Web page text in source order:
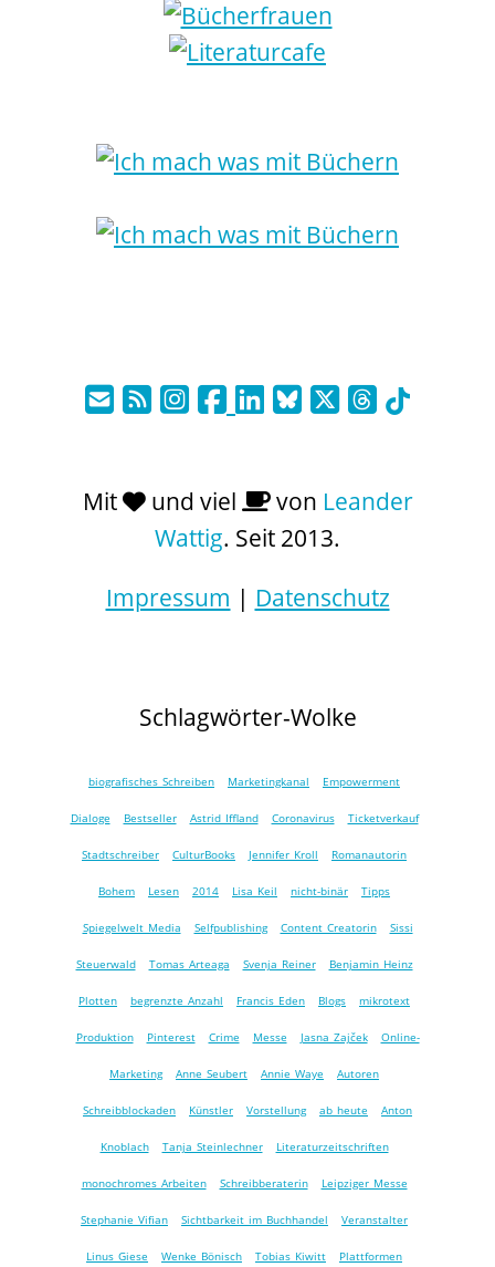
Mit und viel von Leander
Wattig. Seit 2013.
Impressum | Datenschutz
Schlagwörter-Wolke
biografisches Schreiben Marketingkanal Empowerment
Dialoge Bestseller Astrid Iffland Coronavirus Ticketverkauf
Stadtschreiber CulturBooks Jennifer Kroll Romanautorin
Bohem Lesen 2014 Lisa Keil nicht-binär Tipps
Spiegelwelt Media Selfpublishing Content Creatorin Sissi
Steuerwald Tomas Arteaga Svenja Reiner Benjamin Heinz
Plotten begrenzte Anzahl Francis Eden Blogs mikrotext
Produktion Pinterest Crime Messe Jasna Zajček Online-
Marketing Anne Seubert Annie Waye Autoren
Schreibblockaden Künstler Vorstellung ab heute Anton
Knoblach Tanja Steinlechner Literaturzeitschriften
monochromes Arbeiten Schreibberaterin Leipziger Messe
Stephanie Vifian Sichtbarkeit im Buchhandel Veranstalter
Linus Giese Wenke Bönisch Tobias Kiwitt Plattformen